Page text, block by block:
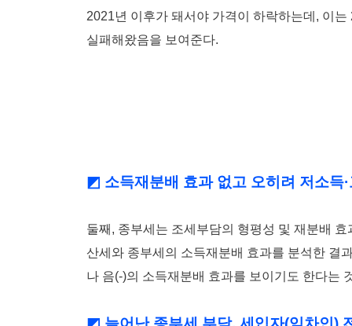
2021년 이후가 돼서야 가격이 하락하는데, 이
실패해왔음을 보여준다.
◩ 소득재분배 효과 없고 오히려 저소득
둘째, 종부세는 조세부담의 형평성 및 재분배
산세와 종부세의 소득재분배 효과를 분석한 결
나 음(-)의 소득재분배 효과를 보이기도 한다는